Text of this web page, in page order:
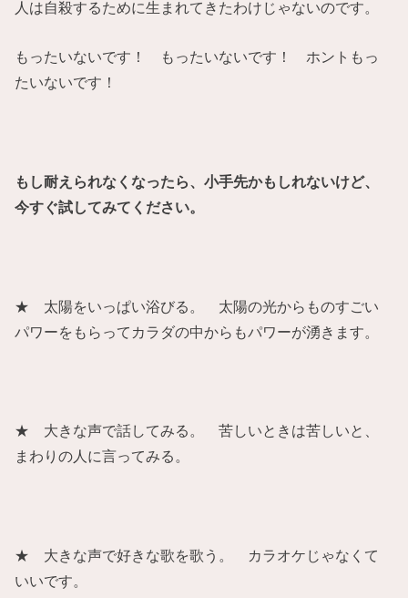
人は自殺するために生まれてきたわけじゃないのです。
もったいないです！ もったいないです！ ホントもっ
たいないです！
もし耐えられなくなったら、小手先かもしれないけど、
今すぐ試してみてください。
★ 太陽をいっぱい浴びる。 太陽の光からものすごい
パワーをもらってカラダの中からもパワーが湧きます。
★ 大きな声で話してみる。 苦しいときは苦しいと、
まわりの人に言ってみる。
★ 大きな声で好きな歌を歌う。 カラオケじゃなくて
いいです。